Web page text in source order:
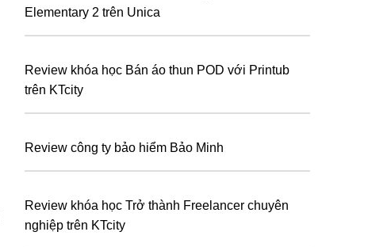
Elementary 2 trên Unica
Review khóa học Bán áo thun POD với Printub
trên KTcity
Review công ty bảo hiểm Bảo Minh
Review khóa học Trở thành Freelancer chuyên
nghiệp trên KTcity